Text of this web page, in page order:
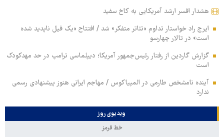
هشدار افسر ارشد آمریکایی به کاخ سفید
ایرج راد خواستار تداوم «تئاتر متفکر» شد / افتتاح «یک فیل ناپدید شده
است» در تالار چهارسو
گزارش گاردین از رفتار رئیس‌جمهور آمریکا؛ دیپلماسی ترامپ در حد مهدکودک
است
آینده نامشخص طارمی در المپیاکوس / مهاجم ایرانی هنوز پیشنهادی رسمی
ندارد
ویدیوی روز
خط قرمز